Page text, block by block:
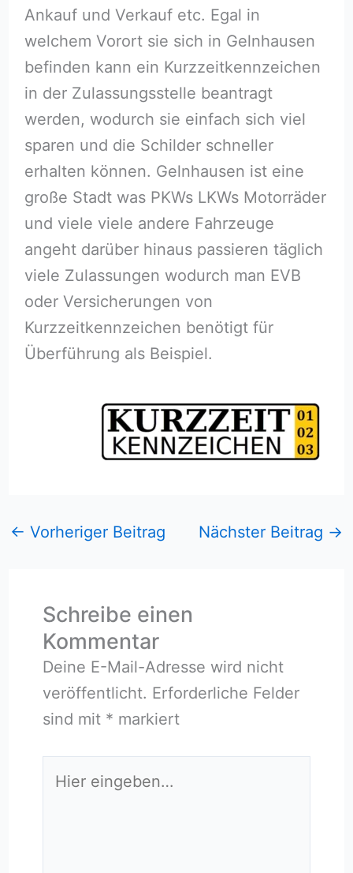
Ankauf und Verkauf etc. Egal in
welchem Vorort sie sich in Gelnhausen
befinden kann ein Kurzzeitkennzeichen
in der Zulassungsstelle beantragt
werden, wodurch sie einfach sich viel
sparen und die Schilder schneller
erhalten können. Gelnhausen ist eine
große Stadt was PKWs LKWs Motorräder
und viele viele andere Fahrzeuge
angeht darüber hinaus passieren täglich
viele Zulassungen wodurch man EVB
oder Versicherungen von
Kurzzeitkennzeichen benötigt für
Überführung als Beispiel.
← Vorheriger Beitrag Nächster Beitrag →
Schreibe einen
Kommentar
Deine E-Mail-Adresse wird nicht
veröffentlicht. Erforderliche Felder
sind mit * markiert
eingeben…